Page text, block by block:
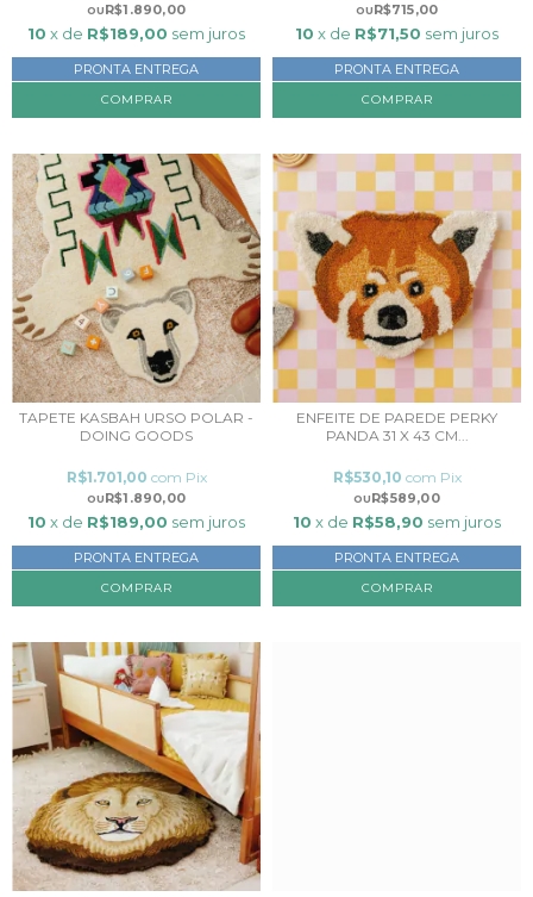
R$1.890,00
10 x de R$189,00 sem juros
PRONTA ENTREGA
COMPRAR
R$715,00
10 x de R$71,50 sem juros
PRONTA ENTREGA
TAPETE KASBAH URSO POLAR -
DOING GOODS
R$1.890,00
R$1.701,00 com Pix
10 x de R$189,00 sem juros
PRONTA ENTREGA
COMPRAR
ENFEITE DE PAREDE PERKY
PANDA 31 X 43 CM...
R$589,00
R$530,10 com Pix
10 x de R$58,90 sem juros
PRONTA ENTREGA